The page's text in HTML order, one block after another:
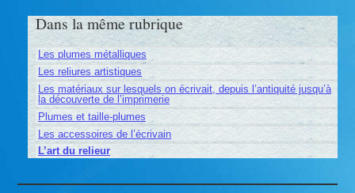
Dans la même rubrique
Les plumes métalliques
Les reliures artistiques
Les matériaux sur lesquels on écrivait, depuis l’antiquité jusqu’à
la découverte de l’imprimerie
Plumes et taille-plumes
Les accessoires de l’écrivain
L’art du relieur